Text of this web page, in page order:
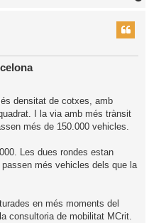
densitat de cotxes, amb
I la via amb més trànsit
més de 150.000 vehicles.
Les dues rondes estan
més vehicles dels que la
en més moments del
consultoria de mobilitat MCrit.